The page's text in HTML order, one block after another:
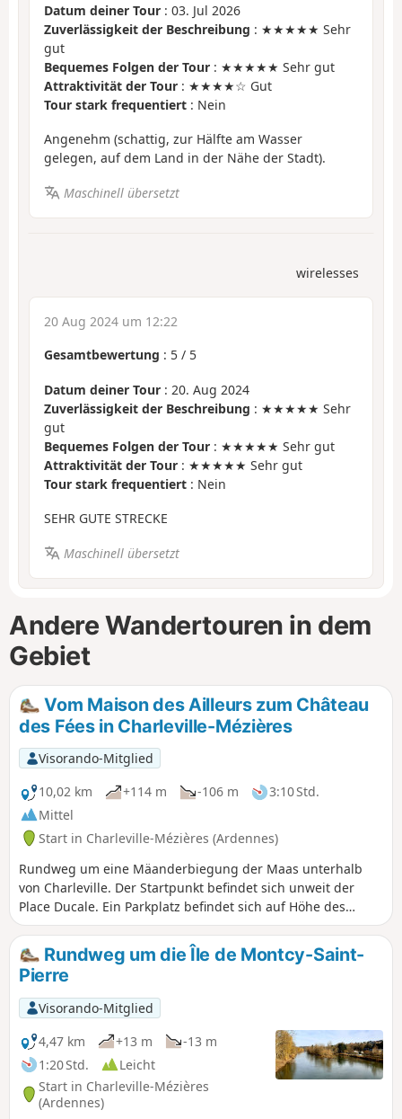
Datum deiner Tour : 03. Jul 2026
Zuverlässigkeit der Beschreibung : ★★★★★ Sehr
gut
Bequemes Folgen der Tour : ★★★★★ Sehr gut
Attraktivität der Tour : ★★★★☆ Gut
Tour stark frequentiert : Nein
Angenehm (schattig, zur Hälfte am Wasser
gelegen, auf dem Land in der Nähe der Stadt).
Maschinell übersetzt
wirelesses
20 Aug 2024 um 12:22
Gesamtbewertung : 5 / 5
Datum deiner Tour : 20. Aug 2024
Zuverlässigkeit der Beschreibung : ★★★★★ Sehr
gut
Bequemes Folgen der Tour : ★★★★★ Sehr gut
Attraktivität der Tour : ★★★★★ Sehr gut
Tour stark frequentiert : Nein
SEHR GUTE STRECKE
Maschinell übersetzt
Andere Wandertouren in dem
Gebiet
Vom Maison des Ailleurs zum Château
des Fées in Charleville-Mézières
Visorando-Mitglied
10,02 km
+114 m -106 m
3:10 Std.
Mittel
Start in Charleville-Mézières (Ardennes)
Rundweg um eine Mäanderbiegung der Maas unterhalb
von Charleville. Der Startpunkt befindet sich unweit der
Place Ducale. Ein Parkplatz befindet sich auf Höhe des
Campingplatzes in der Nähe der Fußgängerbrücke oder in
der Nähe der Avenue Gustave Gailly. Es gibt
Höhenunterschiede und einige Schnellstraßen zu
überqueren.
Rundweg um die Île de Montcy-Saint-
Pierre
Visorando-Mitglied
4,47 km
+13 m
-13 m
1:20 Std.
Leicht
Start in Charleville-Mézières
(Ardennes)